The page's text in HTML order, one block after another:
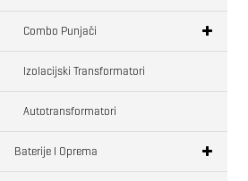
Combo Punjači
Izolacijski Transformatori
Autotransformatori
Baterije I Oprema